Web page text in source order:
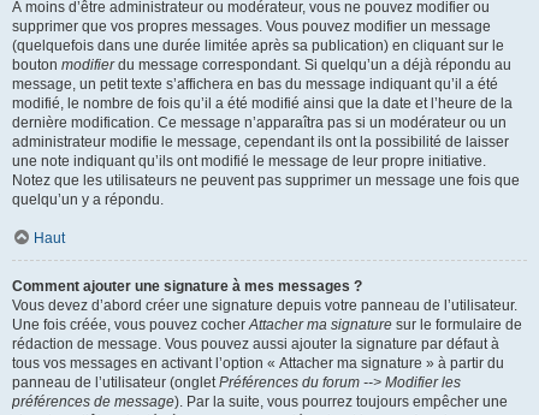
À moins d’être administrateur ou modérateur, vous ne pouvez modifier ou
supprimer que vos propres messages. Vous pouvez modifier un message
(quelquefois dans une durée limitée après sa publication) en cliquant sur le
bouton modifierdu message correspondant. Si quelqu’un a déjà répondu au
message, un petit texte s’affichera en bas du message indiquant qu’il a été
modifié, le nombre de fois qu’il a été modifié ainsi que la date et l’heure de la
dernière modification. Ce message n’apparaîtra pas si un modérateur ou un
administrateur modifie le message, cependant ils ont la possibilité de laisser
une note indiquant qu’ils ont modifié le message de leur propre initiative.
Notez que les utilisateurs ne peuvent pas supprimer un message une fois que
quelqu’un y a répondu.
Haut
Comment ajouter une signature à mes messages ?
Vous devez d’abord créer une signature depuis votre panneau de l’utilisateur.
Une fois créée, vous pouvez cocherAttacher ma signature sur le formulaire de
rédaction de message. Vous pouvez aussi ajouter la signature par défaut à
tous vos messages en activant l’option « Attacher ma signature » à partir du
panneau de l’utilisateur (ongletPréférences du forum --> Modifier les
préférences de message). Par la suite, vous pourrez toujours empêcher une